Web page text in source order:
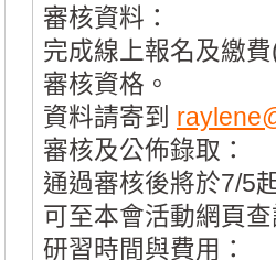
審核資料：
完成線上報名及繳
審核資格。
資料請寄到
審核及公佈錄取：
通過審核後將於7/5
可至本會活動網頁
研習時間與費用：